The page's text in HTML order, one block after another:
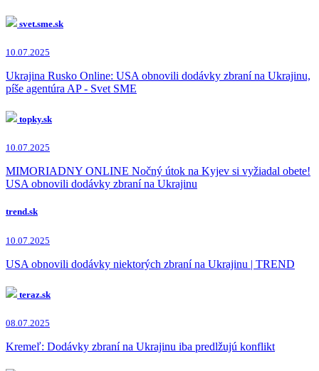
svet.sme.sk
10.07.2025
Ukrajina Rusko Online: USA obnovili dodávky zbraní na Ukrajinu,
píše agentúra AP - Svet SME
topky.sk
10.07.2025
MIMORIADNY ONLINE Nočný útok na Kyjev si vyžiadal obete!
USA obnovili dodávky zbraní na Ukrajinu
trend.sk
10.07.2025
USA obnovili dodávky niektorých zbraní na Ukrajinu | TREND
teraz.sk
08.07.2025
Kremeľ: Dodávky zbraní na Ukrajinu iba predlžujú konflikt